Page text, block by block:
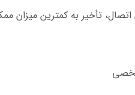
تأخیر به کمترین میزان